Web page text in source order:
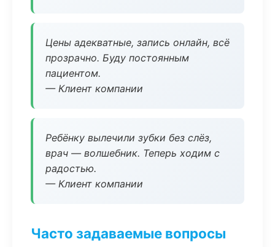
Цены адекватные, запись онлайн, всё
прозрачно. Буду постоянным
пациентом.
— Клиент компании
Ребёнку вылечили зубки без слёз,
врач — волшебник. Теперь ходим с
радостью.
— Клиент компании
Часто задаваемые вопросы